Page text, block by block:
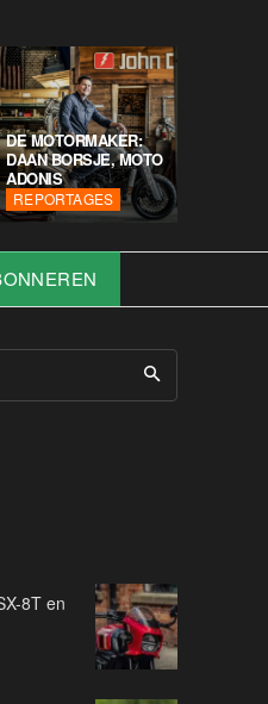
DE MOTORMAKER:
DAAN BORSJE, MOTO
ADONIS
REPORTAGES
8T en